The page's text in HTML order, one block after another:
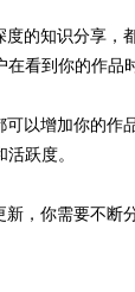
的知识分享，
看到你的作品
以增加你的作
跃度。
，你需要不断